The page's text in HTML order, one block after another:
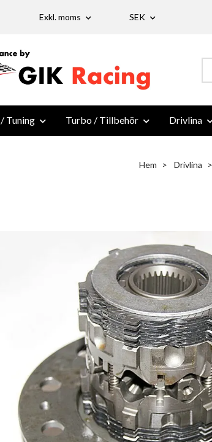
Exkl. moms SEK
Tuning Turbo / Tillbehör Drivlina
Hem Drivlina